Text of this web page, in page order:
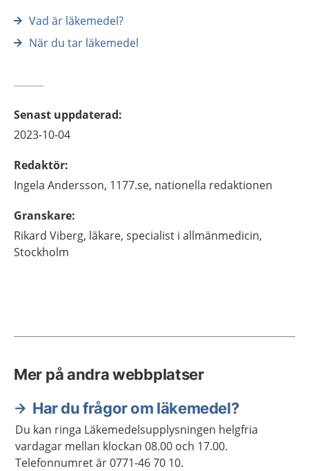
Vad är läkemedel?
När du tar läkemedel
Senast uppdaterad:
2023-10-04
Redaktör:
Ingela Andersson, 1177.se, nationella redaktionen
Granskare:
Rikard Viberg, läkare, specialist i allmänmedicin,
Stockholm
Mer på andra webbplatser
Har du frågor om läkemedel?
Du kan ringa Läkemedelsupplysningen helgfria
vardagar mellan klockan 08.00 och 17.00.
Telefonnumret är 0771-46 70 10.